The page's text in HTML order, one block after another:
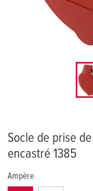
Socle de prise
encastré 1385
Ampère